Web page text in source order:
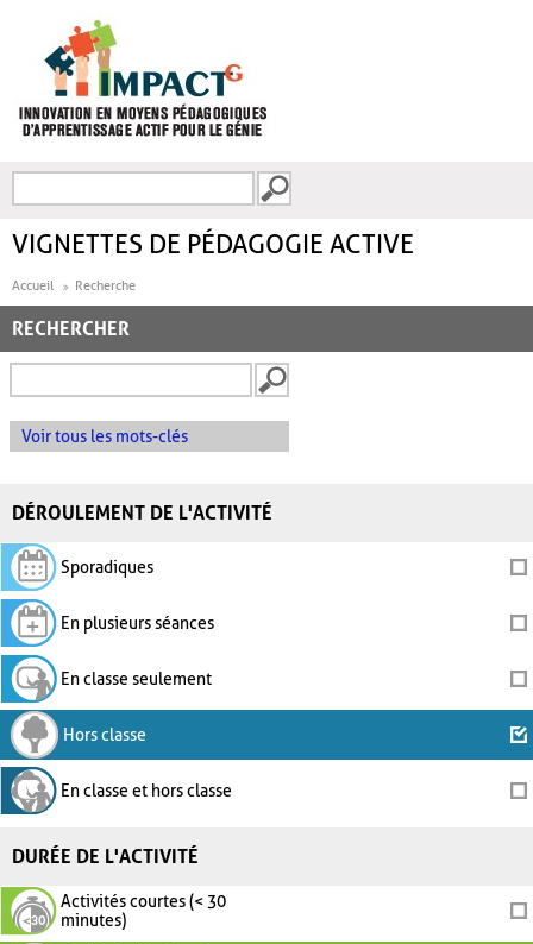
FORMULAIRE DE
VIGNETTES DE PÉDAGOGIE ACTIVE
Accueil Recherche
RECHERCHER
Voir tous les mots-clés
DÉROULEMENT DE L'ACTIVITÉ
Sporadiques
En plusieurs séances
En classe seulement
Hors classe
En classe et hors classe
DURÉE DE L'ACTIVITÉ
Activités courtes (< 30
minutes)